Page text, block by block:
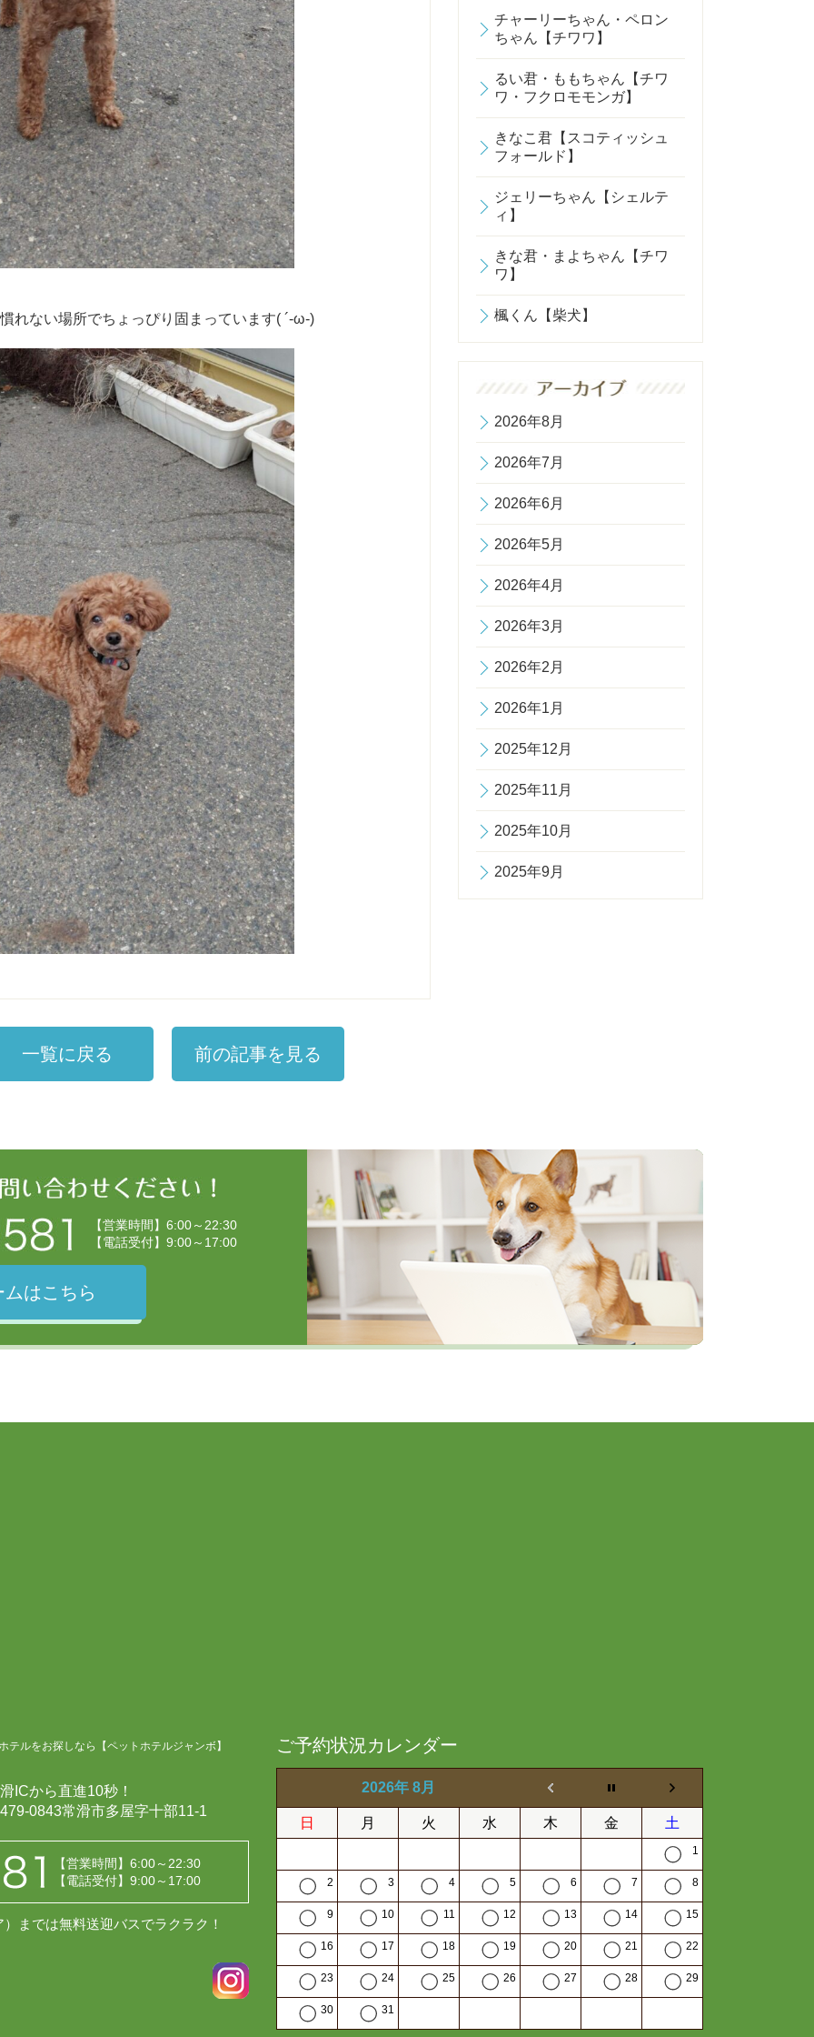
れない場所でちょっぴり固まっています( ´-ω-)
一覧に戻る 前の記事を見る
チャーリーちゃん・ペロン
ちゃん【チワワ】
るい君・ももちゃん【チワ
ワ・フクロモモンガ】
きなこ君【スコティッシュ
フォールド】
ジェリーちゃん【シェルテ
ィ】
きな君・まよちゃん【チワ
ワ】
楓くん【柴犬】
2026年8月
2026年7月
2026年6月
2026年5月
2026年4月
2026年3月
2026年2月
2026年1月
2025年12月
2025年11月
2025年10月
2025年9月
【営業時間】6:00～22:30
【電話受付】9:00～17:00
はこちら
ルをお探しなら【ペットホテルジャンボ】
ICから直進10秒！
0843常滑市多屋字十部11-1
【営業時間】6:00～22:30
【電話受付】9:00～17:00
までは無料送迎バスでラクラク！
ご予約状況カレンダー
2026年 8月
日 月 火 水 木 金 土
1
2 3 4 5 6 7 8
9 10 11 12 13 14 15
16 17 18 19 20 21 22
23 24 25 26 27 28 29
30 31